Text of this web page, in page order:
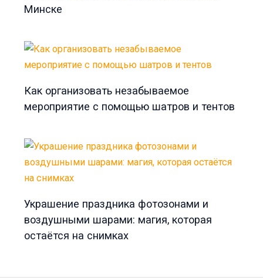
Минске
Как организовать незабываемое
мероприятие с помощью шатров и тентов
Украшение праздника фотозонами и
воздушными шарами: магия, которая
остаётся на снимках